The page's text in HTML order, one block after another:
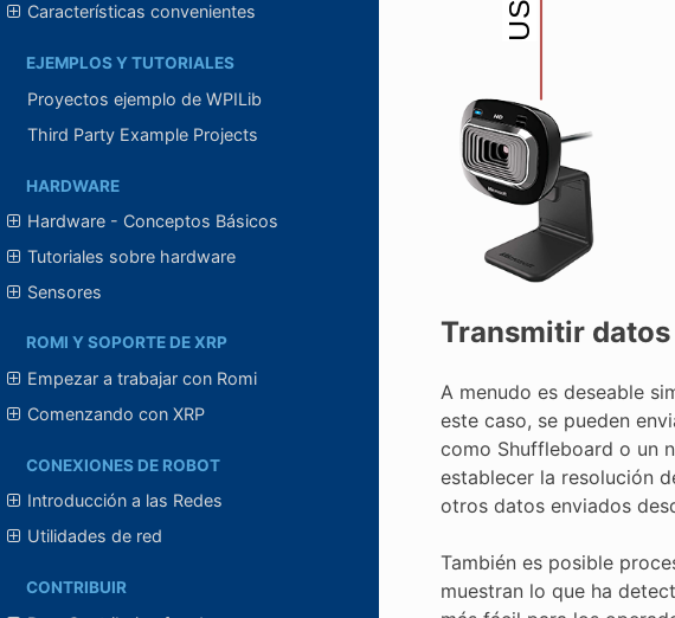
Características convenientes
EJEMPLOS Y TUTORIALES
Proyectos ejemplo de WPILib
Third Party Example Projects
HARDWARE
Hardware - Conceptos Básicos
Tutoriales sobre hardware
Sensores
ROMI Y SOPORTE DE XRP
Empezar a trabajar con Romi
Comenzando con XRP
CONEXIONES DE ROBOT
Introducción a las Redes
Utilidades de red
CONTRIBUIR
Transmitir datos
A menudo es deseable
este caso, se pueden
como Shuffleboard o un
establecer la resolución
otros datos enviados
También es posible
muestran lo que ha